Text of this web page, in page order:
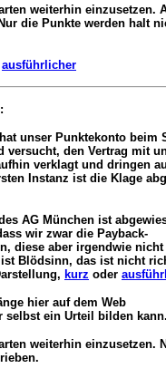
weiterhin einzusetzen.
die Punkte werden halt
ausführlicher
:
unser Punktekonto beim
versucht, den Vertrag mit
verklagt und dringen
Instanz ist die Klage
AG München ist
wir zwar die Payback-
diese aber irgendwie nicht
Blödsinn, das ist nicht
kurz oder
hier auf dem Web
selbst ein Urteil bilden kann
weiterhin einzusetzen.